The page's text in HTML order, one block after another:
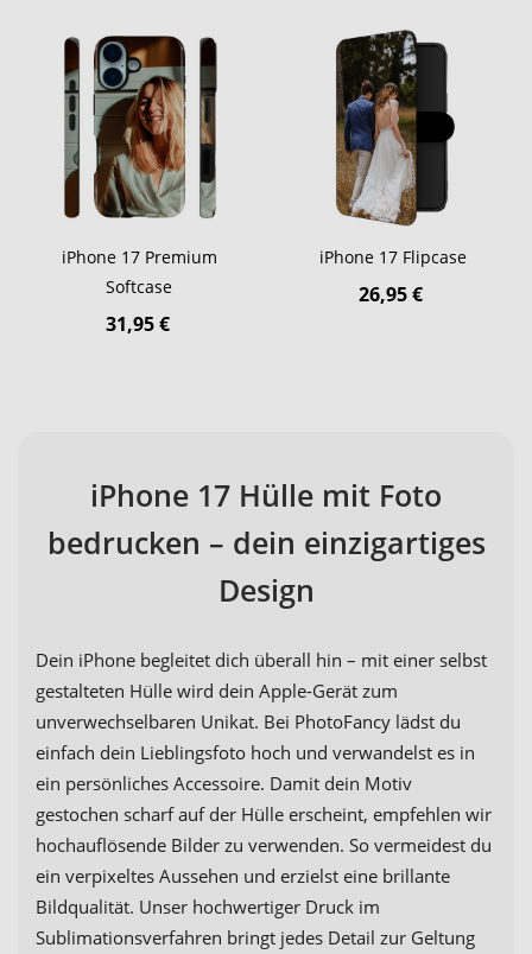
iPhone 17 Premium
Softcase
31,95 €
iPhone 17 Flipcase
26,95 €
iPhone 17 Hülle mit Foto
bedrucken – dein einzigartiges
Design
Dein iPhone begleitet dich überall hin – mit einer selbst
gestalteten Hülle wird dein Apple-Gerät zum
unverwechselbaren Unikat. Bei PhotoFancy lädst du
einfach dein Lieblingsfoto hoch und verwandelst es in
ein persönliches Accessoire. Damit dein Motiv
gestochen scharf auf der Hülle erscheint, empfehlen wir
hochauflösende Bilder zu verwenden. So vermeidest du
ein verpixeltes Aussehen und erzielst eine brillante
Bildqualität. Unser hochwertiger Druck im
Sublimationsverfahren bringt jedes Detail zur Geltung